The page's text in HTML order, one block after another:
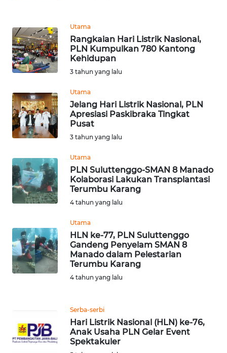
Utama
Rangkaian Hari Listrik Nasional,
PLN Kumpulkan 780 Kantong
Kehidupan
3 tahun yang lalu
Utama
Jelang Hari Listrik Nasional, PLN
Apresiasi Paskibraka Tingkat
Pusat
3 tahun yang lalu
Utama
PLN Suluttenggo-SMAN 8 Manado
Kolaborasi Lakukan Transplantasi
Terumbu Karang
4 tahun yang lalu
Utama
HLN ke-77, PLN Suluttenggo
Gandeng Penyelam SMAN 8
Manado dalam Pelestarian
Terumbu Karang
4 tahun yang lalu
Serba-serbi
Hari Listrik Nasional (HLN) ke-76,
Anak Usaha PLN Gelar Event
Spektakuler
WN
SULTRA
WN
WN
SULTENG
WN
BABEL
SUMBAR
WN
SUMSEL
WN
LAMPUNG